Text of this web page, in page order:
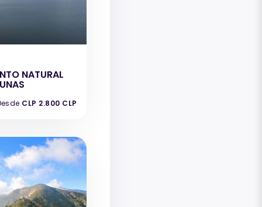
NATURAL
CLP 2.800 CLP